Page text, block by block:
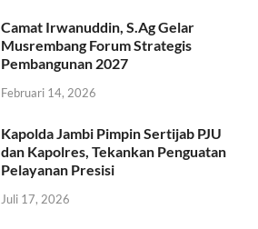
Camat Irwanuddin, S.Ag Gelar
Musrembang Forum Strategis
Pembangunan 2027
Februari 14, 2026
Kapolda Jambi Pimpin Sertijab PJU
dan Kapolres, Tekankan Penguatan
Pelayanan Presisi
Juli 17, 2026